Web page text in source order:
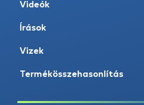
Videók
Írások
Vizek
Termékösszehasonlítás